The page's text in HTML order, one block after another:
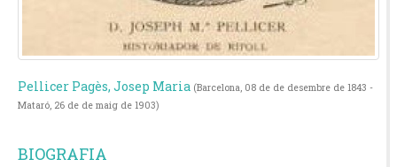
Pellicer Pagès, Josep Maria (Barcelona, 08 de de desembre de 1843 -
Mataró, 26 de de maig de 1903)
BIOGRAFIA